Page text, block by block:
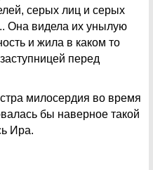
серых лиц и серых
Она видела их унылую
и жила в каком то
перед
милосердия во время
бы наверное такой
Ира.